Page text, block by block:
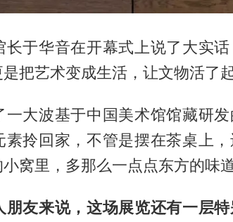
长于华音在开幕式上说了大实
把艺术变成生活，让文物活了起
一大波基于中国美术馆馆藏研
素拎回家，不管是摆在茶桌上
窝里，多那么一点点东方的味道
朋友来说，这场展览还有一层